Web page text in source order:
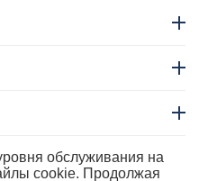
обслуживания на
cookie. Продолжая